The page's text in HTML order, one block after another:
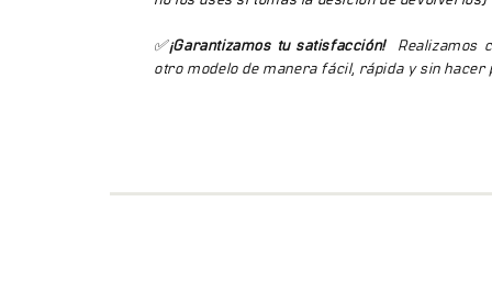
✅¡Garantizamos tu satisfacción!Realizamos
otro modelo de manera fácil, rápida y sin hacer